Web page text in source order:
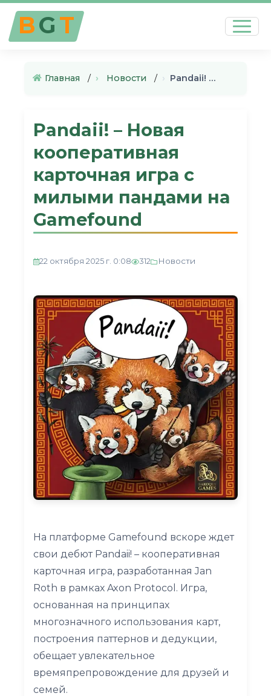
BGT
Главная › Новости › Pandaii! – Новая кооперативна…
Pandaii! – Новая
кооперативная
карточная игра с
милыми пандами на
Gamefound
22 октября 2025 г. 0:08 312 Новости
На платформе Gamefound вскоре ждет
свои дебют Pandaii! – кооперативная
карточная игра, разработанная Jan
Roth в рамках Axon Protocol. Игра,
основанная на принципах
многозначного использования карт,
построения паттернов и дедукции,
обещает увлекательное
времяпрепровождение для друзей и
семей.